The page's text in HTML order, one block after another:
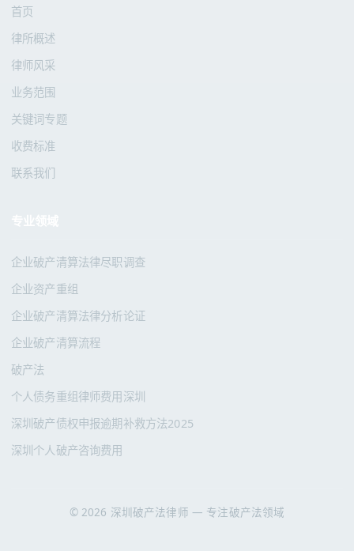
首页
律所概述
律师风采
业务范围
关键词专题
收费标准
联系我们
企业破产清算法律尽职调查
企业资产重组
企业破产清算法律分析论证
企业破产清算流程
破产法
个人债务重组律师费用深圳
深圳破产债权申报逾期补救方法2025
深圳个人破产咨询费用
© 2026 深圳破产法律师 — 专注破产法领域